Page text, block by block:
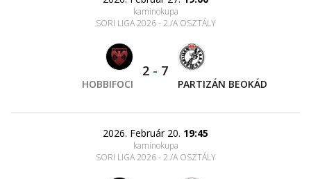
kaminokupa
SORI LIGA 2026 - 2./A OSZTÁLY
HOBBIFOCI
2 - 7
PARTIZÁN BEOKÁD
2026. Február 20. 19:45
kaminokupa
SORI LIGA 2026 - 2./A OSZTÁLY